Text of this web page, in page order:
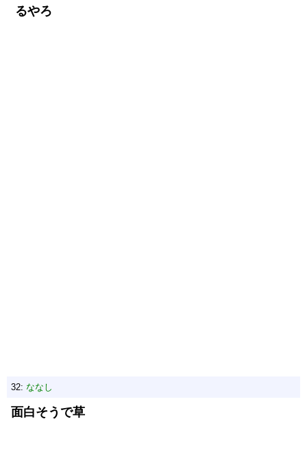
るやろ
32: ななし
面白そうで草